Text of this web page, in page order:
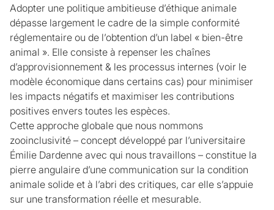
Adopter une politique ambitieuse d’éthique animale
dépasse largement le cadre de la simple conformité
réglementaire ou de l’obtention d’un label « bien-être
animal ». Elle consiste à repenser les chaînes
d’approvisionnement & les processus internes (voir le
modèle économique dans certains cas) pour minimiser
les impacts négatifs et maximiser les contributions
positives envers toutes les espèces.
Cette approche globale que nous nommons
zooinclusivité – concept développé par l’universitaire
Émilie Dardenne avec qui nous travaillons – constitue la
pierre angulaire d’une communication sur la condition
animale solide et à l’abri des critiques, car elle s’appuie
sur une transformation réelle et mesurable.